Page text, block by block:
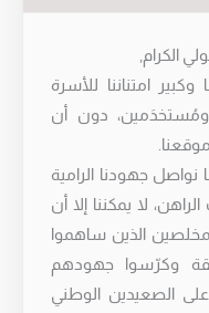
الكرام,
امتناننا للأسرة
ومُستخدَمين، دون أن
نواصل جهودنا الرامية
لا يمكننا إلا أن
الذين ساهموا
وكرّسوا جهودهم
الصعيدين الوطني